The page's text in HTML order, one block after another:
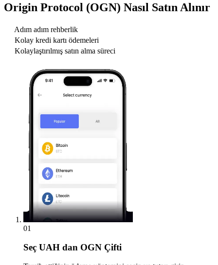
Origin Protocol (OGN) Nasıl Satın Alınır
Adım adım rehberlik
Kolay kredi kartı ödemeleri
Kolaylaştırılmış satın alma süreci
01
Seç UAH dan OGN Çifti